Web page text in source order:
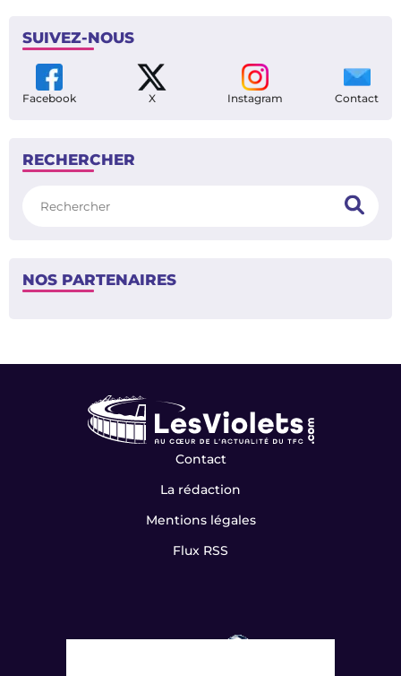
SUIVEZ-NOUS
Facebook X Instagram Contact
RECHERCHER
NOS PARTENAIRES
Contact
La rédaction
Mentions légales
Flux RSS